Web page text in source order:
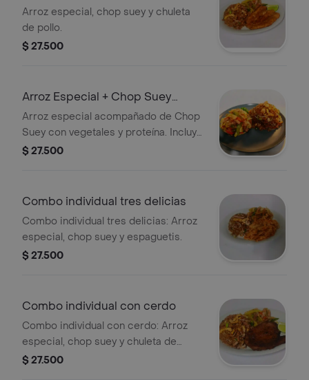
De Pollo
Arroz especial, chop suey y chuleta
de pollo.
$ 27.500
Arroz Especial + Chop Suey
Especial
Arroz especial acompañado de Chop
Suey con vegetales y proteína. Incluye
pimientos, zanahorias y brotes de
$ 27.500
Combo individual tres delicias
Combo individual tres delicias: Arroz
especial, chop suey y espaguetis.
$ 27.500
Combo individual con cerdo
Combo individual con cerdo: Arroz
especial, chop suey y chuleta de
cerdo. Incluye limón.
$ 27.500